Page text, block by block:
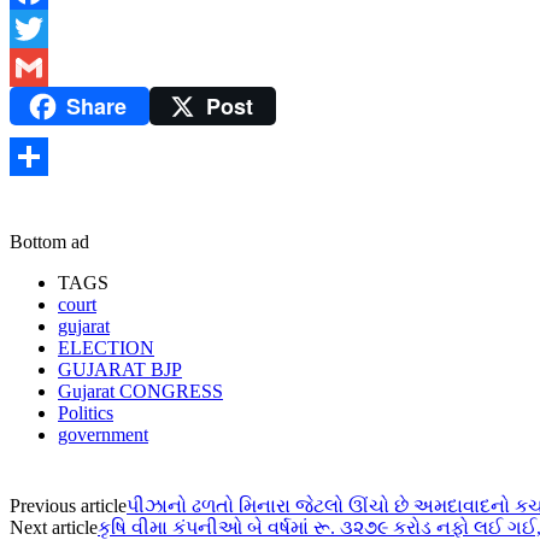
Facebook
Twitter
Gmail Share Post
Bottom ad
TAGS
court
gujarat
ELECTION
GUJARAT BJP
Gujarat CONGRESS
Politics
government
Previous articleપીઝાનો ઢળતો મિનારા જેટલો ઊંચો છે અમદાવાદનો
Next articleકૃષિ વીમા કંપનીઓ બે વર્ષમાં રૂ. ૩૨૭૯ કરોડ નફો લઈ